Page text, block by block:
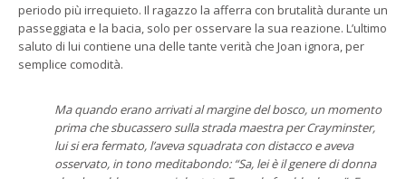
periodo più irrequieto. Il ragazzo la afferra con brutalità durante un
passeggiata e la bacia, solo per osservare la sua reazione. L’ultimo
saluto di lui contiene una delle tante verità che Joan ignora, per
semplice comodità.
Ma quando erano arrivati al margine del bosco, un momento
prima che sbucassero sulla strada maestra per Crayminster,
lui si era fermato, l’aveva squadrata con distacco e aveva
osservato, in tono meditabondo: “Sa, lei è il genere di donna